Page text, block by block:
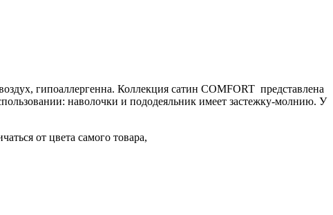
гипоаллергенна. Коллекция сатин COMFORT представлена
наволочки и пододеяльник имеет застежку-молнию. У
от цвета самого товара,